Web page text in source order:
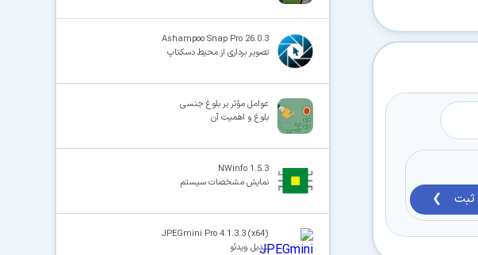
ثبت ❯
Ashampoo Snap Pro 26.0.3
تصویر برداری از محیط دسکتاپ
عوامل مؤثر بر بلوغ جنسی
بلوغ و اهمیت آن
NWinfo 1.5.3
نمایش مشخصات سیستم
JPEGmini Pro 4.1.3.3 (x64)
تبدیل ویدئو